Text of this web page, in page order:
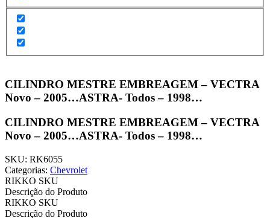
CILINDRO MESTRE EMBREAGEM – VECTRA
Novo – 2005…ASTRA- Todos – 1998…
CILINDRO MESTRE EMBREAGEM – VECTRA
Novo – 2005…ASTRA- Todos – 1998…
SKU: RK6055
Categorias: Chevrolet
RIKKO SKU
Descrição do Produto
RIKKO SKU
Descrição do Produto